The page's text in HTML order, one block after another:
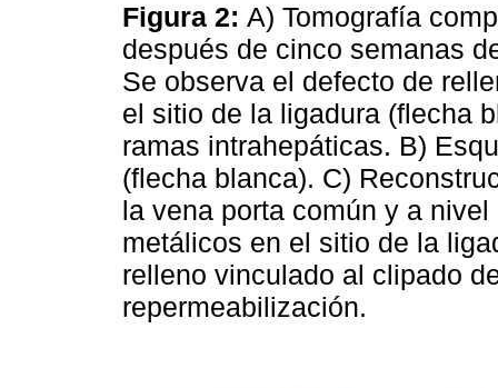
Figura 2: A) Tomografía
después de cinco semanas
Se observa el defecto de
el sitio de la ligadura (flecha
ramas intrahepáticas. B)
(flecha blanca). C)
la vena porta común y a
metálicos en el sitio de la
relleno vinculado al clipado
repermeabilización.